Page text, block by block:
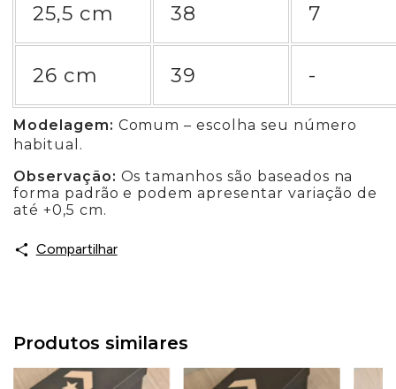
25,5 cm 38 7
26 cm 39 -
Modelagem: Comum – escolha seu número
habitual.
Observação: Os tamanhos são baseados na
forma padrão e podem apresentar variação de
até +0,5 cm.
Compartilhar
Produtos similares